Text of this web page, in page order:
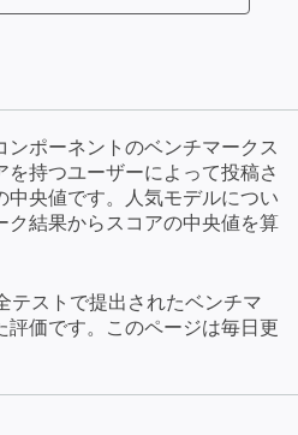
ンポーネントのベンチマークス
持つユーザーによって投稿さ
央値です。人気モデルについ
ク結果からスコアの中央値を算
テストで提出されたベンチマ
価です。このページは毎日更